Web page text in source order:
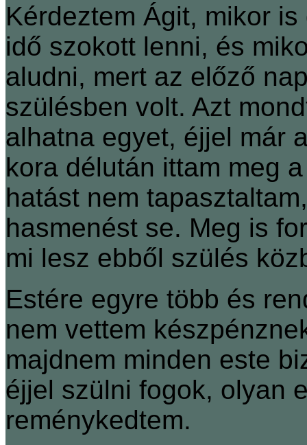
Kérdeztem Ágit, mikor
idő szokott lenni, és
aludni, mert az előző
szülésben volt. Azt
alhatna egyet, éjjel már
kora délután ittam meg
hatást nem
hasmenést se. Meg is
mi lesz ebből szülés
Estére egyre több és
nem vettem
majdnem minden este
éjjel szülni fogok, olyan
reménykedtem.